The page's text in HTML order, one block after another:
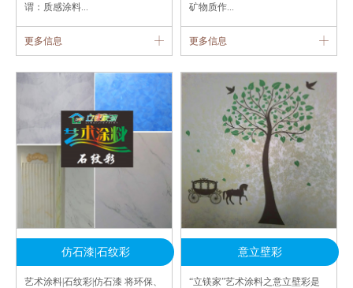
谓：质感涂料...
更多信息
矿物质作...
更多信息
仿石漆|石纹彩
艺术涂料|石纹彩|仿石漆 将环保、
意立壁彩
“立镁家”艺术涂料之意立壁彩是